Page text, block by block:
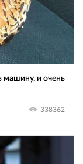
машину, и очень
338362